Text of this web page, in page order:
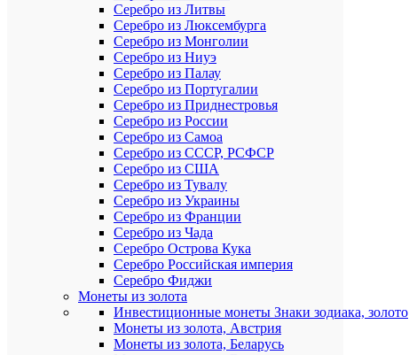
Серебро из Литвы
Серебро из Люксембурга
Серебро из Монголии
Серебро из Ниуэ
Серебро из Палау
Серебро из Португалии
Серебро из Приднестровья
Серебро из России
Серебро из Самоа
Серебро из СССР, РСФСР
Серебро из США
Серебро из Тувалу
Серебро из Украины
Серебро из Франции
Серебро из Чада
Серебро Острова Кука
Серебро Российская империя
Серебро Фиджи
Монеты из золота
Инвестиционные монеты Знаки зодиака, золото
Монеты из золота, Австрия
Монеты из золота, Беларусь